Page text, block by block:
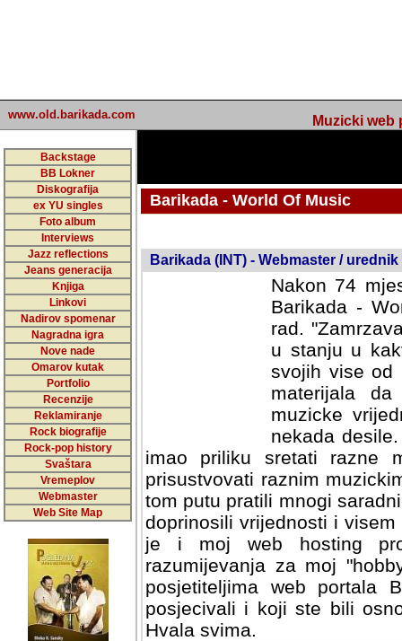
www.old.barikada.com Muzicki web
Backstage
BB Lokner
Diskografija
ex YU singles
Foto album
Interviews
Jazz reflections
Jeans generacija
Knjiga
Linkovi
Nadirov spomenar
Nagradna igra
Nove nade
Omarov kutak
Portfolio
Recenzije
Reklamiranje
Rock biografije
Rock-pop history
Svaštara
Vremeplov
Webmaster
Web Site Map
Barikada - World Of Music
Barikada (INT) - Webmaster / urednik
Nakon 74
Barikada -
rad.
u stanju u
svojih vise od
materijala
muzicke
nekada
imao priliku sretati razne
prisustvovati raznim
tom putu pratili mnogi
doprinosili vrijednosti i
je i moj web hosting
razumijevanja za moj
posjetiteljima web portala
posjecivali i koji ste bili
Hvala svima.